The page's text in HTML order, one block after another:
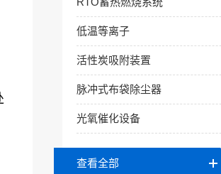
低温等离子
活性炭吸附装置
脉冲式布袋除尘器
光氧催化设备
查看全部